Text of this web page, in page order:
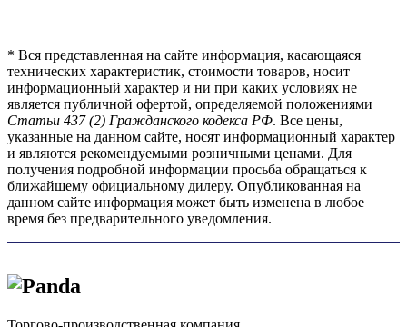
* Вся представленная на сайте информация, касающаяся
технических характеристик, стоимости товаров, носит
информационный характер и ни при каких условиях не
является публичной офертой, определяемой положениями
Статьи 437 (2) Гражданского кодекса РФ. Все цены,
указанные на данном сайте, носят информационный характер
и являются рекомендуемыми розничными ценами. Для
получения подробной информации просьба обращаться к
ближайшему официальному дилеру. Опубликованная на
данном сайте информация может быть изменена в любое
время без предварительного уведомления.